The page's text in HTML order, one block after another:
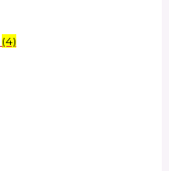
(4)